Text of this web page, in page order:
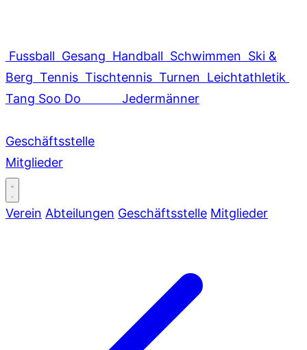
Fussball Gesang Handball Schwimmen Ski &
Berg Tennis Tischtennis Turnen Leichtathletik
Tang Soo Do
Jedermänner
Geschäftsstelle
Mitglieder
Verein Abteilungen Geschäftsstelle Mitglieder